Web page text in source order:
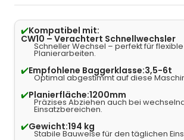
✔️Kompatibel mit:
CW10 – Verachtert Schnellwechsler
Schneller Wechsel – perfekt für flexible
Planierarbeiten.
✔️Empfohlene Baggerklasse:3,5-6t
Optimal abgestimmt auf diese
✔️Planierfläche:1200mm
Präzises Abziehen auch bei
Einsatzbereichen.
✔️Gewicht:194 kg
Stabile Bauweise für den täglichen